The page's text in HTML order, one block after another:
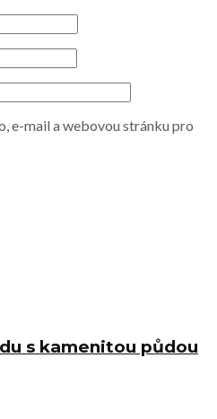
e-mail a webovou stránku pro
s kamenitou půdou